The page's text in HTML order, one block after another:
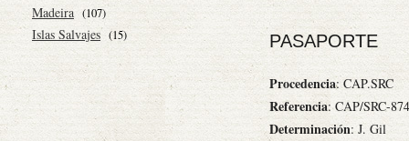
Madeira (107)
Islas Salvajes (15) PASAPORTE
Procedencia: CAP.SRC
Referencia: CAP/SRC-874
Determinación: J. Gil